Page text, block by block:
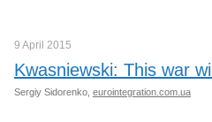
9 April 2015
Kwasniewski: This war
Sergiy Sidorenko, eurointegration.com.ua